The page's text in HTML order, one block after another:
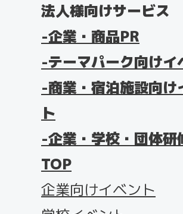
法人様向けサービス
企業・商品PR
テーマパーク向けイ
商業・宿泊施設向け
ト
企業・学校・団体研
TOP
企業向けイベント